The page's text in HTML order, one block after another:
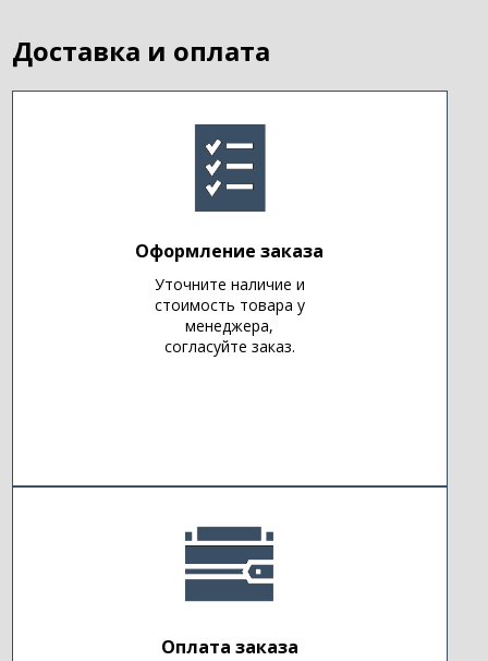
Доставка и оплата
Оформление заказа
Уточните наличие и
стоимость товара у
менеджера,
согласуйте заказ.
Оплата заказа